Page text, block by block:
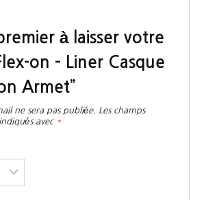
à laisser votre
on – Liner Casque
Armet”
ne sera pas publiée.
Les champs
avec *